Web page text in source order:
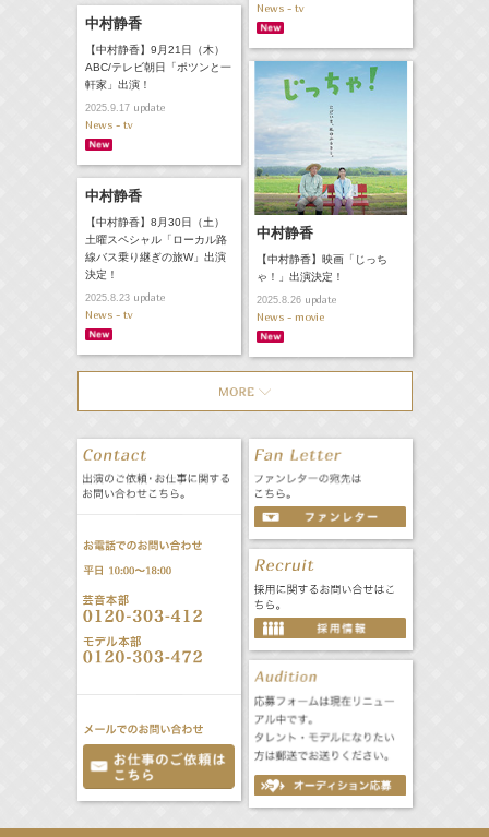
News - tv
中村静香
【中村静香】9月21日（木）
ABC/テレビ朝日「ポツンと一
軒家」出演！
2025.9.17update
News - tv
中村静香
【中村静香】映画「じっち
ゃ！」出演決定！
2025.8.26update
News - movie
中村静香
【中村静香】8月30日（土）
土曜スペシャル「ローカル路
線バス乗り継ぎの旅W」出演
決定！
2025.8.23update
News - tv